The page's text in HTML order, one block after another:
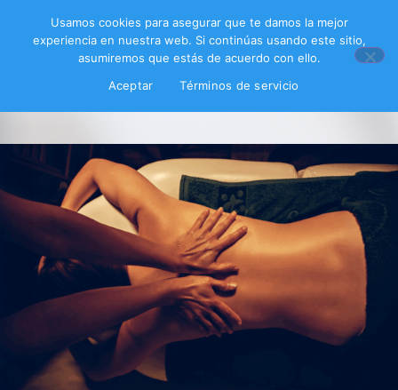
Usamos cookies para asegurar que te damos la mejor
experiencia en nuestra web. Si continúas usando este sitio,
asumiremos que estás de acuerdo con ello.
Aceptar
Términos de servicio